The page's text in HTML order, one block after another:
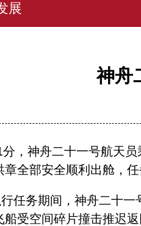
展
神舟
神舟二十一号航天员
章全部安全顺利出舱，
务期间，神舟二十一
船受空间碎片撞击推迟